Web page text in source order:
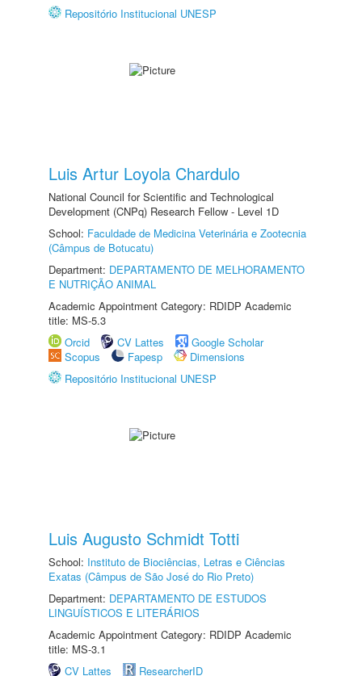
Repositório Institucional UNESP
Luis Artur Loyola Chardulo
National Council for Scientific and Technological
Development (CNPq) Research Fellow - Level 1D
School: Faculdade de Medicina Veterinária e Zootecnia
(Câmpus de Botucatu)
Department: DEPARTAMENTO DE MELHORAMENTO
E NUTRIÇÃO ANIMAL
Academic Appointment Category: RDIDP Academic
title: MS-5.3
Orcid
CV Lattes
Google Scholar
Scopus
Fapesp
Dimensions
Repositório Institucional UNESP
Luis Augusto Schmidt Totti
School: Instituto de Biociências, Letras e Ciências
Exatas (Câmpus de São José do Rio Preto)
Department: DEPARTAMENTO DE ESTUDOS
LINGUÍSTICOS E LITERÁRIOS
Academic Appointment Category: RDIDP Academic
title: MS-3.1
CV Lattes
ResearcherID